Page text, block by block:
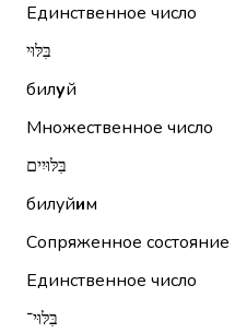
Единственное число
בִּלּוּי
билуй
Множественное число
בִּלּוּיִים
билуйим
Сопряженное состояние
Единственное число
בִּלּוּי־